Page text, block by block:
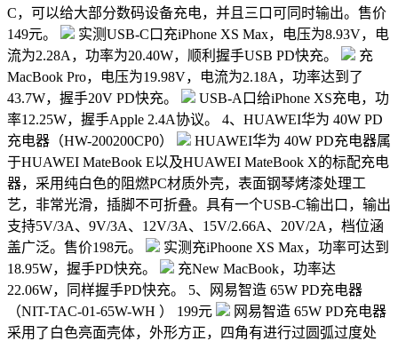
C，可以给大部分数码设备充电，并且三口可同时输出。售价
149元。
实测USB-C口充iPhone XS Max，电压为8.93V，电
流为2.28A，功率为20.40W，顺利握手USB PD快充。
充
MacBook Pro，电压为19.98V，电流为2.18A，功率达到了
43.7W，握手20V PD快充。
USB-A口给iPhone XS充电，功
率12.25W，握手Apple 2.4A协议。 4、HUAWEI华为 40W PD
充电器（HW-200200CP0）
HUAWEI华为 40W PD充电器属
于HUAWEI MateBook E以及HUAWEI MateBook X的标配充电
器，采用纯白色的阻燃PC材质外壳，表面钢琴烤漆处理工
艺，非常光滑，插脚不可折叠。具有一个USB-C输出口，输出
支持5V/3A、9V/3A、12V/3A、15V/2.66A、20V/2A，档位涵
盖广泛。售价198元。
实测充iPhoone XS Max，功率可达到
18.95W，握手PD快充。
充New MacBook，功率达
22.06W，同样握手PD快充。 5、网易智造 65W PD充电器
（NIT-TAC-01-65W-WH ） 199元
网易智造 65W PD充电器
采用了白色亮面壳体，外形方正，四角有进行过圆弧过度处